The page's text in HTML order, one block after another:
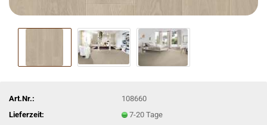
Art.Nr.:
108660
Lieferzeit:
7-20 Tage